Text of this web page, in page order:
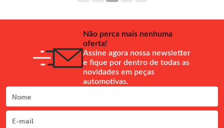
Não perca mais nenhuma
oferta!
Assine agora nossa newsletter
e fique por dentro de todas as
novidades em peças
automotivas.